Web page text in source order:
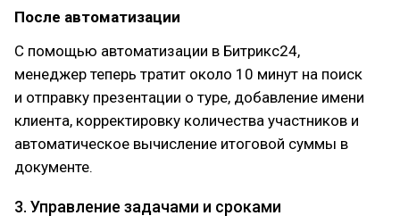
После автоматизации
С помощью автоматизации в Битрикс24,
менеджер теперь тратит около 10 минут на поиск
и отправку презентации о туре, добавление имени
клиента, корректировку количества участников и
автоматическое вычисление итоговой суммы в
документе.
3. Управление задачами и сроками